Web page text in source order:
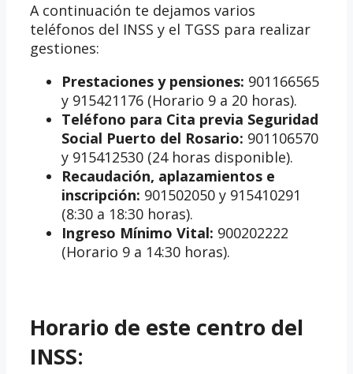
A continuación te dejamos varios
teléfonos del INSS y el TGSS para realizar
gestiones:
Prestaciones y pensiones: 901166565
y 915421176 (Horario 9 a 20 horas).
Teléfono para Cita previa Seguridad
Social Puerto del Rosario: 901106570
y 915412530 (24 horas disponible).
Recaudación, aplazamientos e
inscripción: 901502050 y 915410291
(8:30 a 18:30 horas).
Ingreso Mínimo Vital: 900202222
(Horario 9 a 14:30 horas).
Horario de este centro del
INSS: